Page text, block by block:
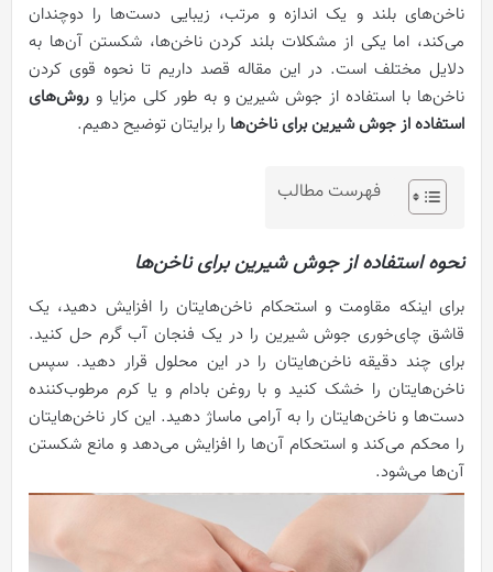
ناخن‌های بلند و یک اندازه و مرتب، زیبایی دست‌ها را دوچندان
می‌کند، اما یکی از مشکلات بلند کردن ناخن‌ها، شکستن آن‌ها به
دلایل مختلف است. در این مقاله قصد داریم تا نحوه قوی کردن
ناخن‌ها با استفاده از جوش شیرین و به طور کلی مزایا و روش‌های
استفاده از جوش شیرین برای ناخن‌ها را برایتان توضیح دهیم.
فهرست مطالب
نحوه استفاده از جوش شیرین برای ناخن‌ها
برای اینکه مقاومت و استحکام ناخن‌هایتان را افزایش دهید، یک
قاشق چای‌خوری جوش شیرین را در یک فنجان آب گرم حل کنید.
برای چند دقیقه ناخن‌هایتان را در این محلول قرار دهید. سپس
ناخن‌هایتان را خشک کنید و با روغن بادام و یا کرم مرطوب‌کننده
دست‌ها و ناخن‌هایتان را به آرامی ماساژ دهید. این کار ناخن‌هایتان
را محکم می‌کند و استحکام آن‌ها را افزایش می‌دهد و مانع شکستن
آن‌ها می‌شود.